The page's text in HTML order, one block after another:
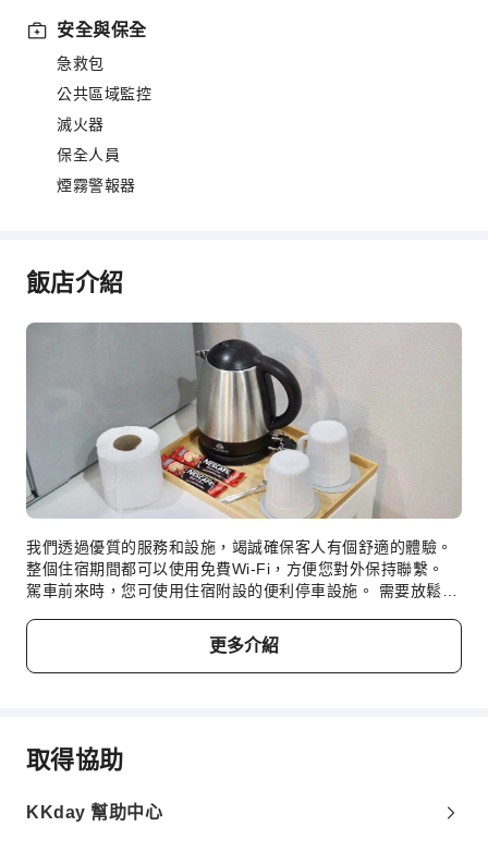
安全與保全
急救包
公共區域監控
滅火器
保全人員
煙霧警報器
飯店介紹
我們透過優質的服務和設施，竭誠確保客人有個舒適的體驗。
整個住宿期間都可以使用免費Wi-Fi，方便您對外保持聯繫。
駕車前來時，您可使用住宿附設的便利停車設施。 需要放鬆一
愉快。為了確保您獲得最大程度的放鬆，客房擁有溫馨的設
計，並備妥了所有基本用品，以營造出愉快的住宿體驗。針對
住宿的部分客房，客人可以享受便利的空調或床單清潔服務。
廳確保您每天早晨或任何需要的時候都能品嚐一杯正宗的現煮
咖啡。
更多介紹
取得協助
KKday 幫助中心